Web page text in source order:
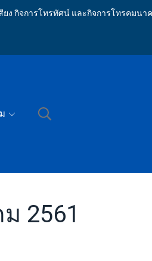
ยง กิจการโทรทัศน์ และกิจการโทรคมนา
2561